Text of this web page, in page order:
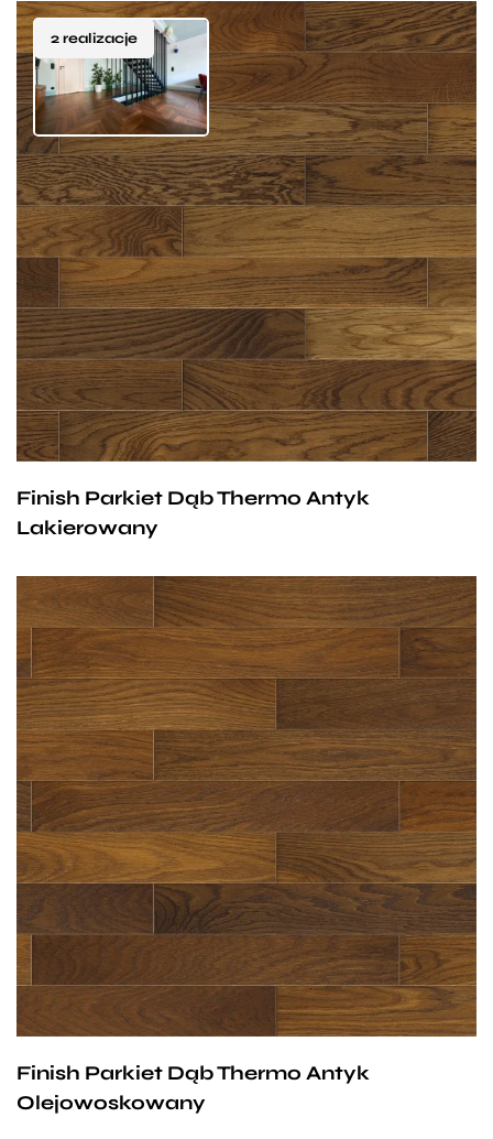
wszechstronne rozwiązanie dedykowane do:
Salonów i sypialni– gdzie przede wszystkim tworzą
przytulną atmosferę i zapewniają przyjemne ciepło
pod stopami.
Gabinetów i domowych bibliotek– aby
dodatkowo podkreślić prestiż i elegancję przestrzeni.
Przedpokojów i korytarzy– gdzie odpowiednio
zabezpieczone lite drewno doskonale poradzi sobie
z codziennymi wyzwaniami.
Przestrzeni komercyjnych– na przykład
reprezentacyjnych biur, sal konferencyjnych
oraz luksusowych butików.
Na koniec warto dodać, że naturalne drewno skutecznie
powietrza i tworzy zdrowy, przyjazny dla alergików
mikroklimat w każdym pomieszczeniu.
lakier trwale związany z drewnem,
nie pęka, nie łuszczy się,
wysoka odporność na ścieranie.
olejowoskowane:
trzy warstwy olejowosku,
głęboka impregnacja drewna
poprzez wnikanie oleju,
wysoka odporność na ścieranie.
2 realizacje
Charakterystyka drewna:
kolorystyka zbliżona,barwa ciemna
antyczna,słój dowolny, bez bieli,sęki
zdrowe,dopuszczalny błyszcz, obróbka
termiczna,nadaje się na ogrzewanie
podłogowe.Rodzaje wykończeń:
lakierowane:
siedmiowarstwowe pokrycie
lakier trwale związany z drewnem,
nie pęka, nie łuszczy się,
wysoka odporność na ścieranie.
olejowoskowane:
trzy warstwy olejowosku,
głęboka impregnacja drewna
poprzez wnikanie oleju,
wysoka odporność na ścieranie.
Finish Parkiet Dąb Thermo Antyk
Lakierowany
Charakterystyka drewna:
kolorystyka zbliżona,barwa ciemna
antyczna,słój dowolny, bez bieli,sęki
zdrowe, dopuszczalny błyszcz,obróbka
termiczna, nadaje się na ogrzewanie
podłogowe.Rodzaje wykończeń:
lakierowane:
siedmiowarstwowe pokrycie
lakierem utwardzonym promieniami
Finish Parkiet Dąb Thermo Antyk
Olejowoskowany